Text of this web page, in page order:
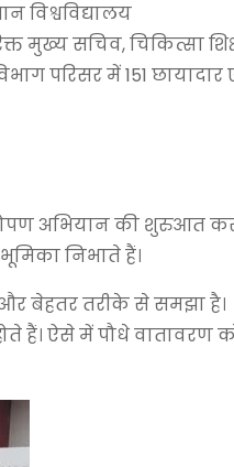
विश्वविद्यालय
मुख्य सचिव, चिकित्सा
परिसर में 151 छायादार
अभियान की शुरुआत
निभाते हैं।
बेहतर तरीके से समझा है।
हैं। ऐसे में पौधे वातावरण